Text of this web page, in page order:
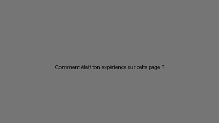
Comment était ton expérience sur cette page ?